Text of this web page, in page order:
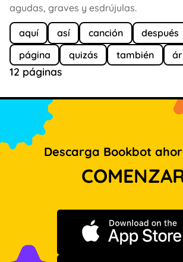
agudas, graves y esdrújulas.
aquí así canción después
página
quizás también
12 páginas
Descarga Bookbot
Descargar